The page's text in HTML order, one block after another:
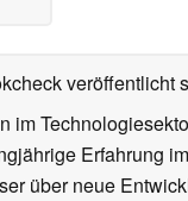
veröffentlicht
Erfahrung
über neue